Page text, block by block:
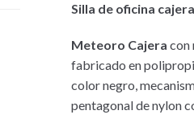
Silla de oficina
Meteoro Cajeracon
fabricado en
color negro,
pentagonal de nylon